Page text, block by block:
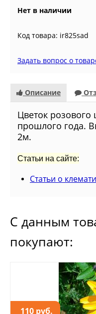
Нет в наличии
Код товара: ir825sad
Задать вопрос о
Описание
Цветок розового
прошлого года.
2м.
Статьи на сайте:
Статьи о
С данным
покупают:
110 руб.